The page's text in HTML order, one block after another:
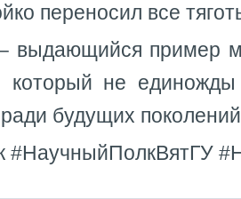
переносил все
выдающийся пример
который не
будущих
#НаучныйПолкВятГУ